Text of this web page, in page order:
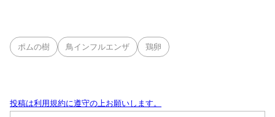
ポムの樹 鳥インフルエンザ 鶏卵